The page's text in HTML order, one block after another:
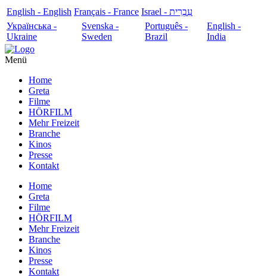
English - English Français - France
עִבְרִית - Israel
Українська -
Ukraine
Svenska -
Sweden
Português -
Brazil
English -
India
Menü
Home
Greta
Filme
HÖRFILM
Mehr Freizeit
Branche
Kinos
Presse
Kontakt
Home
Greta
Filme
HÖRFILM
Mehr Freizeit
Branche
Kinos
Presse
Kontakt